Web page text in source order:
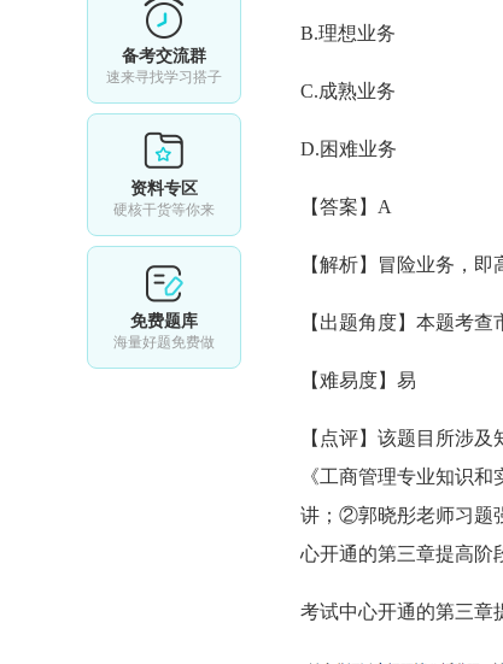
备考交流群
速来寻找学习搭子
资料专区
硬核干货等你来
免费题库
海量好题免费做
B.理想业务
C.成熟业务
D.困难业务
【答案】A
【解析】冒险业务，即
【出题角度】本题考查
【难易度】易
【点评】该题目所涉
《工商管理专业知识
讲；②郭晓彤老师习题
心开通的第三章提高阶
考试中心开通的第三章